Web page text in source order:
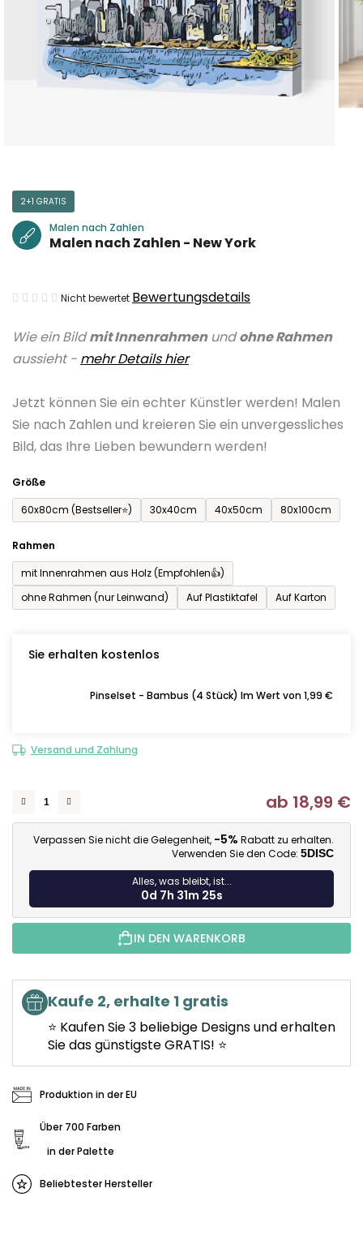
Wie ein Bildmit Innenrahmenundohne Rahmen
aussieht - mehr Details hier
Jetzt können Sie ein echter Künstler werden! Malen
Sie nach Zahlen und kreieren Sie ein unvergessliches
Bild, das Ihre Lieben bewundern werden!
Größe
60x80cm (Bestseller⭐)
30x40cm 40x50cm 80x100cm
Rahmen
mit Innenrahmen aus Holz (Empfohlen👍)
ohne Rahmen (nur Leinwand)
Auf Plastiktafel Auf Karton
Sie erhalten kostenlos
Pinselset - Bambus (4 Stück) Im Wert von 1,99 €
Versand und Zahlung
ab 18,99 €
Verpassen Sie nicht die Gelegenheit, -5% Rabatt zu erhalten.
Verwenden Sie den Code: 5DISC
Alles, was bleibt, ist...
0d 7h 31m 24s
IN DEN WARENKORB
Kaufe 2, erhalte 1 gratis
⭐ Kaufen Sie 3 beliebige Designs und erhalten
Sie das günstigste GRATIS! ⭐
Produktion in der EU
Über 700 Farben
in der Palette
Beliebtester Hersteller
2+1 GRATIS
Malen nach Zahlen
Malen nach Zahlen - New York
Die
Produktbewertung
ist
von
5
Sternen.
Nicht bewertet Bewertungsdetails